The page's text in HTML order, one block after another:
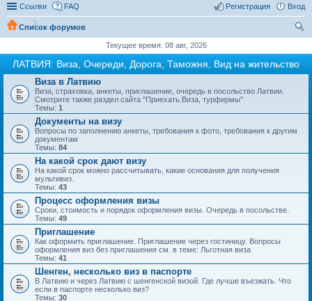
Ссылки FAQ Вход
Регистрация
Список форумов
Текущее время: 08 авг, 2026
ЛАТВИЯ: Виза, Очереди, Дорога, Таможня, Вид на жительство
Виза в Латвию
Виза, страховка, анкеты, приглашение, очередь в посольство Латвии.
Смотрите также раздел сайта "Приехать.Виза, турфирмы"
Темы: 1
Документы на визу
Вопросы по заполнению анкеты, требования к фото, требования к другим
документам
Темы: 84
На какой срок дают визу
На какой срок можно рассчитывать, какие основания для получения
мультивиз.
Темы: 43
Процесс оформления визы
Сроки, стоимость и порядок оформления визы. Очередь в посольстве.
Темы: 49
Приглашение
Как оформить приглашение. Приглашение через гостиницу. Вопросы
оформления виз без приглашения см. в теме: Льготная виза
Темы: 41
Шенген, несколько виз в паспорте
В Латвию и через Латвию с шенгенской визой. Где лучше въезжать. Что
если в паспорте несколько виз?
Темы: 30